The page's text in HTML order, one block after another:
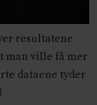
resultatene
man ville få mer
dataene tyder